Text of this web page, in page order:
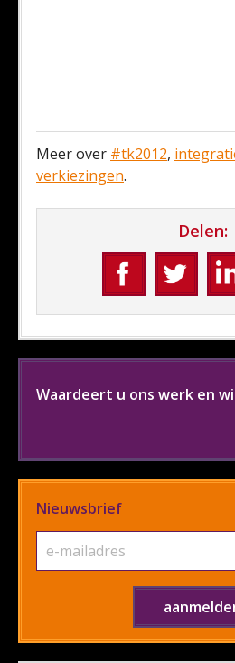
Meer over #tk2012,
verkiezingen.
Delen:
Waardeert u ons werk en
Nieuwsbrief